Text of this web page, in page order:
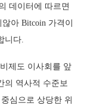
데이터에 따르면
아 Bitcoin 가격이
니다.
제도 이사회를 앞
의 역사적 수준보
심으로 상당한 위